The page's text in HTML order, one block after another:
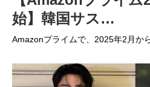
始】韓国サス…
Amazonプライムで、2025年2月か